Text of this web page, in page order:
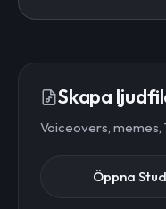
Skapa
Voiceovers, memes,
Öppna